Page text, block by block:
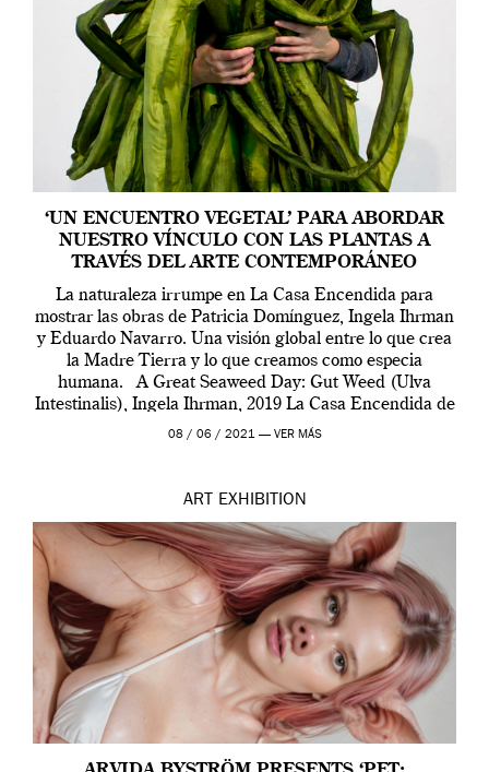
‘UN ENCUENTRO VEGETAL’ PARA ABORDAR
NUESTRO VÍNCULO CON LAS PLANTAS A
TRAVÉS DEL ARTE CONTEMPORÁNEO
La naturaleza irrumpe en La Casa Encendida para
mostrar las obras de Patricia Domínguez, Ingela Ihrman
y Eduardo Navarro. Una visión global entre lo que crea
la Madre Tierra y lo que creamos como especia
humana. A Great Seaweed Day: Gut Weed (Ulva
Intestinalis), Ingela Ihrman, 2019 La Casa Encendida de
Madrid y la Wellcome […]
08 / 06 / 2021 — VER MÁS
ART EXHIBITION